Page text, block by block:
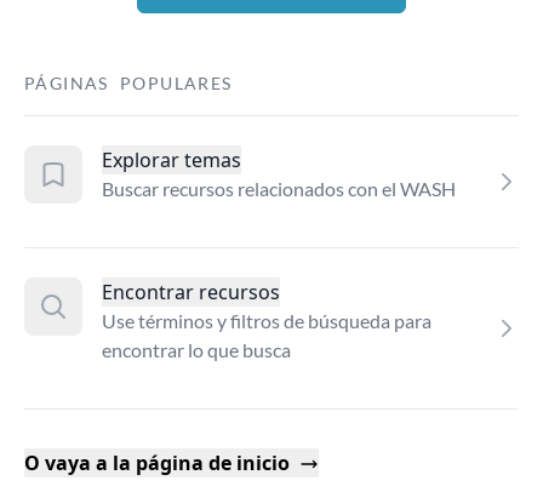
PÁGINAS POPULARES
Explorar temas
Buscar recursos relacionados con el WASH
Encontrar recursos
Use términos y filtros de búsqueda para
encontrar lo que busca
O vaya a la página de inicio